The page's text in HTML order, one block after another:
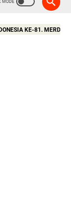
KE-81. MERDEKA!!!